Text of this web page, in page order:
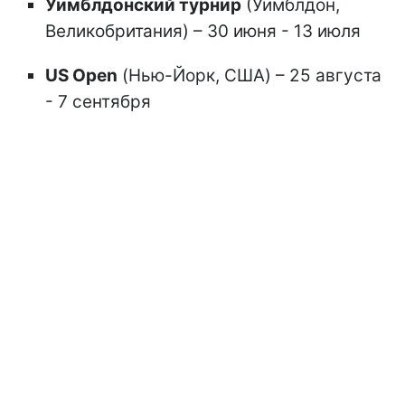
Уимблдонский турнир (Уимблдон,
Великобритания) – 30 июня - 13 июля
US Open (Нью-Йорк, США) – 25 августа
- 7 сентября